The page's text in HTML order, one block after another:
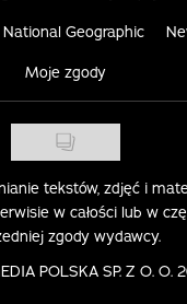
Geographic
Moje zgody
tekstów, zdjęć i
w całości lub w
zgody wydawcy.
POLSKA SP. Z O. O.